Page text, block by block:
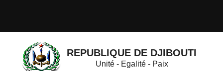
REPUBLIQUE DE DJIBOUTI
Unité - Egalité - Paix